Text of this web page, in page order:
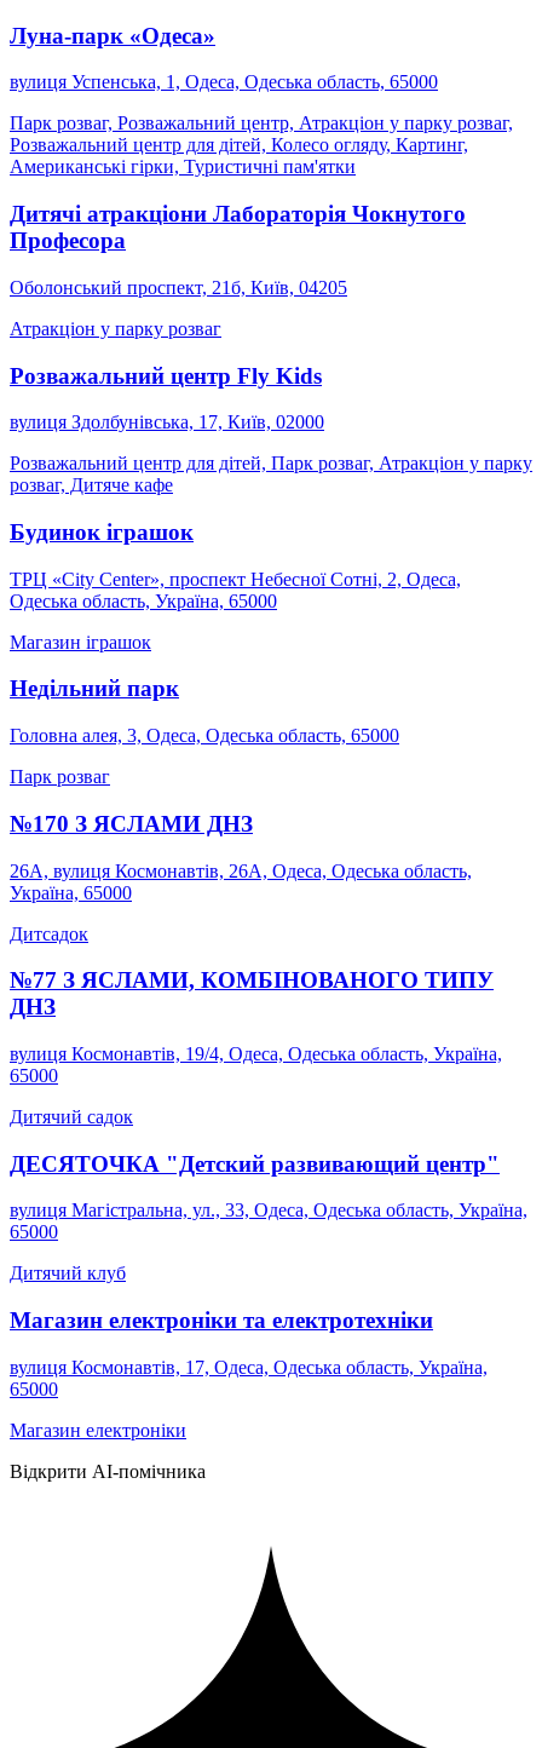
Луна-парк «Одеса»
вулиця Успенська, 1, Одеса, Одеська область, 65000
Парк розваг, Розважальний центр, Атракціон у парку розваг,
Розважальний центр для дітей, Колесо огляду, Картинг,
Американські гірки, Туристичні пам'ятки
Дитячі атракціони Лабораторія Чокнутого
Професора
Оболонський проспект, 21б, Київ, 04205
Атракціон у парку розваг
Розважальний центр Fly Kids
вулиця Здолбунівська, 17, Київ, 02000
Розважальний центр для дітей, Парк розваг, Атракціон у парку
розваг, Дитяче кафе
Будинок іграшок
ТРЦ «City Center», проспект Небесної Сотні, 2, Одеса,
Одеська область, Україна, 65000
Магазин іграшок
Недільний парк
Головна алея, 3, Одеса, Одеська область, 65000
Парк розваг
№170 З ЯСЛАМИ ДНЗ
26A, вулиця Космонавтів, 26А, Одеса, Одеська область,
Україна, 65000
Дитсадок
№77 З ЯСЛАМИ, КОМБІНОВАНОГО ТИПУ
ДНЗ
вулиця Космонавтів, 19/4, Одеса, Одеська область, Україна,
65000
Дитячий садок
ДЕСЯТОЧКА "Детский развивающий центр"
вулиця Магістральна, ул., 33, Одеса, Одеська область, Україна,
65000
Дитячий клуб
Магазин електроніки та електротехніки
вулиця Космонавтів, 17, Одеса, Одеська область, Україна,
65000
Магазин електроніки
Відкрити AI-помічника